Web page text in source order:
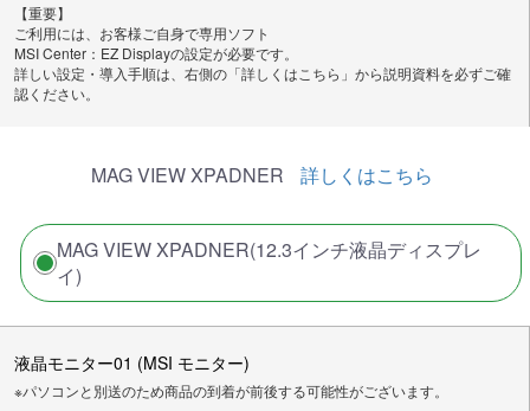
【重要】
ご利用には、お客様ご自身で専用ソフト
MSI Center：EZ Displayの設定が必要です。
詳しい設定・導入手順は、右側の「詳しくはこちら」から説明資料を必ずご確
認ください。
MAG VIEW XPADNER 詳しくはこちら
MAG VIEW XPADNER(12.3インチ液晶ディスプレ
イ)
液晶モニター01 (MSI モニター)
※パソコンと別送のため商品の到着が前後する可能性がございます。